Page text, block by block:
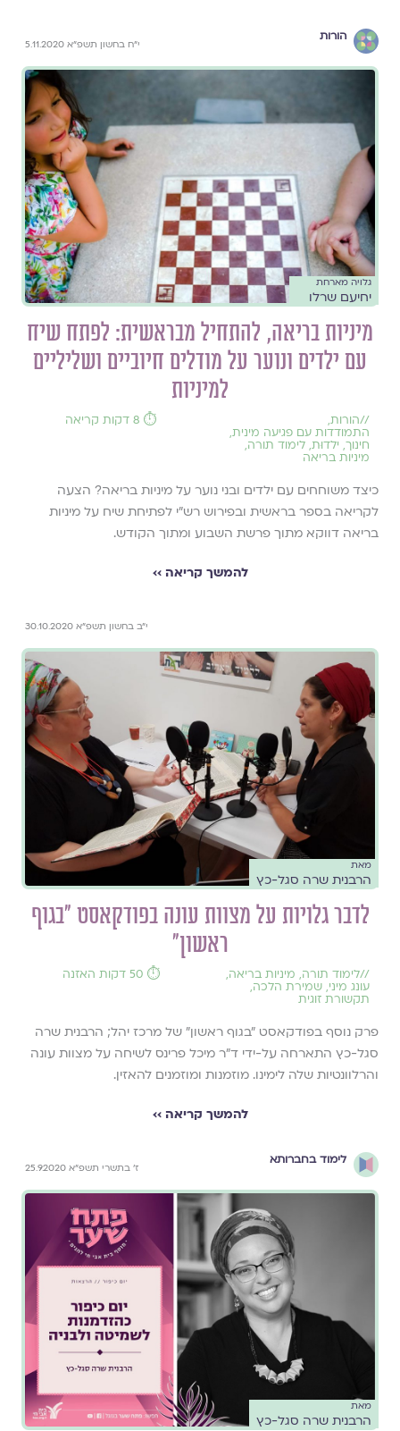
הורות
י״ח בחשון תשפ״א 5.11.2020
גלויה מארחת
יחיעם שרלו
מיניות בריאה, להתחיל מבראשית: לפתח שיח
עם ילדים ונוער על מודלים חיוביים ושליליים
למיניות
//הורות,
התמודדות עם פגיעה מינית,
חינוך, ילדוּת, לימוד תורה,
מיניות בריאה
⏱️ 8 דקות קריאה
כיצד משוחחים עם ילדים ובני נוער על מיניות בריאה? הצעה
לקריאה בספר בראשית ובפירוש רש"י לפתיחת שיח על מיניות
בריאה דווקא מתוך פרשת השבוע ומתוך הקודש.
להמשך קריאה ››
י״ב בחשון תשפ״א 30.10.2020
מאת
הרבנית שרה סגל-כץ
לדבר גלויות על מצוות עונה בפודקאסט ״בגוף
ראשון״
//לימוד תורה, מיניות בריאה,
עונג מיני, שמירת הלכה,
תקשורת זוגית
⏱️ 50 דקות האזנה
פרק נוסף בפודקאסט ״בגוף ראשון״ של מרכז יהל; הרבנית שרה
סגל-כץ התארחה על-ידי ד״ר מיכל פרינס לשיחה על מצוות עונה
והרלוונטיות שלה לימינו. מוזמנות ומוזמנים להאזין.
להמשך קריאה ››
לימוד בחברותא
ז׳ בתשרי תשפ״א 25.9.2020
מאת
הרבנית שרה סגל-כץ